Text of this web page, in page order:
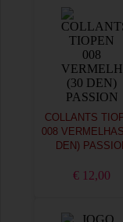
COLLANTS
008
DEN)
€ 12,00